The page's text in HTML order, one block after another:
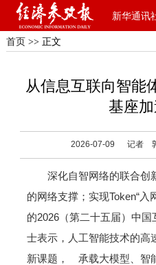
新华通讯
首页 >> 正文
从信息互联向智
基座
2026-07-09 记者
深化自智网络的联合创
的网络支撑；实现Token“
的2026（第二十五届）中
士表示，人工智能技术的高
新课题， 承载大模型、智